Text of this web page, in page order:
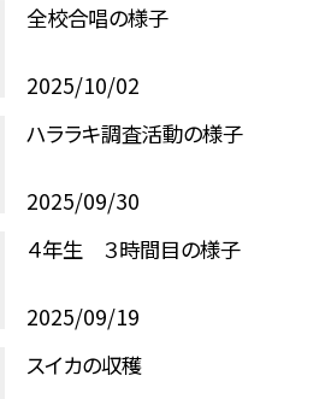
全校合唱の様子
2025/10/02
ハララキ調査活動の様子
2025/09/30
４年生 ３時間目の様子
2025/09/19
スイカの収穫